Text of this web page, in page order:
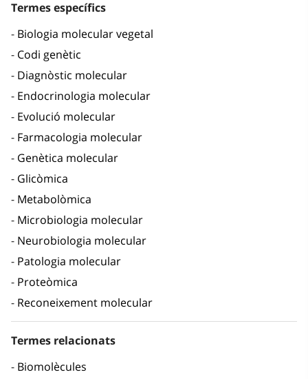
Termes específics
Biologia molecular vegetal
Codi genètic
Diagnòstic molecular
Endocrinologia molecular
Evolució molecular
Farmacologia molecular
Genètica molecular
Glicòmica
Metabolòmica
Microbiologia molecular
Neurobiologia molecular
Patologia molecular
Proteòmica
Reconeixement molecular
Termes relacionats
Biomolècules